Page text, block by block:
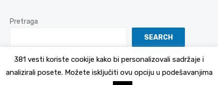
Pretraga
SEARCH
Politika Privatnosti
381 vesti koriste cookije kako bi personalizovali sadržaje i
analizirali posete. Možete isključiti ovu opciju u podešavanjima